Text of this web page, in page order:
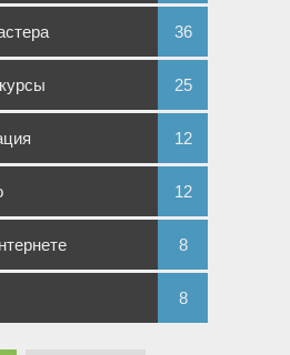
36
25
12
12
8
8